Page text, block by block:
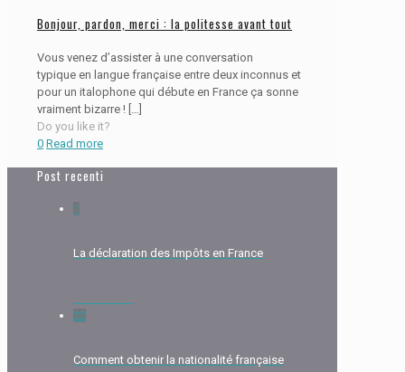
Bonjour, pardon, merci : la politesse avant tout
Vous venez d’assister à une conversation
typique en langue française entre deux inconnus et
pour un italophone qui débute en France ça sonne
vraiment bizarre ! […]
Do you like it?
0 Read more
Post recenti
1
La déclaration des Impôts en France
22
Comment obtenir la nationalité française